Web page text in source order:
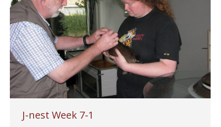
J-nest Week 7-1